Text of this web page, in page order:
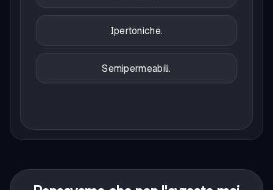
Ipertoniche.
Semipermeabili.